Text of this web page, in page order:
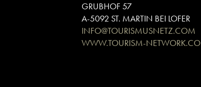
GRUBHOF 57
A-5092 ST. MARTIN BEI LOFER
INFO@TOURISMUSNETZ.COM
WWW.TOURISM-NETWORK.CO